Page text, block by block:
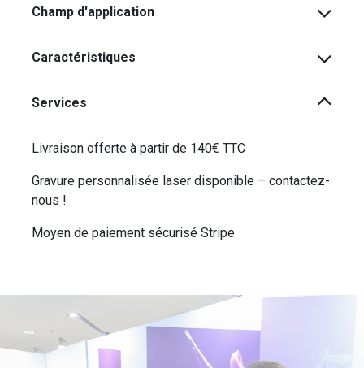
Champ d'application
Caractéristiques
Services
Livraison offerte à partir de 140€ TTC
Gravure personnalisée laser disponible – contactez-
nous !
Moyen de paiement sécurisé Stripe